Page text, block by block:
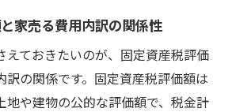
家売る費用内訳の関係性
えておきたいのが、固定資産税評価
訳の関係です。固定資産税評価額は
地や建物の公的な評価額で、税金計